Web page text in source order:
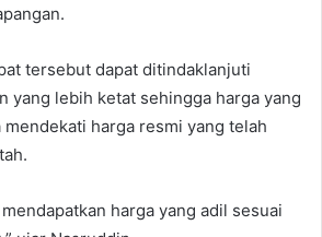
tersebut dapat ditindaklanjuti
yang lebih ketat sehingga harga yang
harga resmi yang telah
harga yang adil sesuai